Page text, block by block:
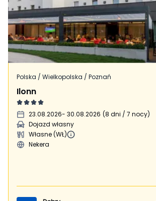
Polska / Wielkopolska / Poznań
Ilonn
23.08.2026- 30.08.2026 (8 dni / 7 nocy)
Dojazd własny
Własne (WŁ)
Nekera